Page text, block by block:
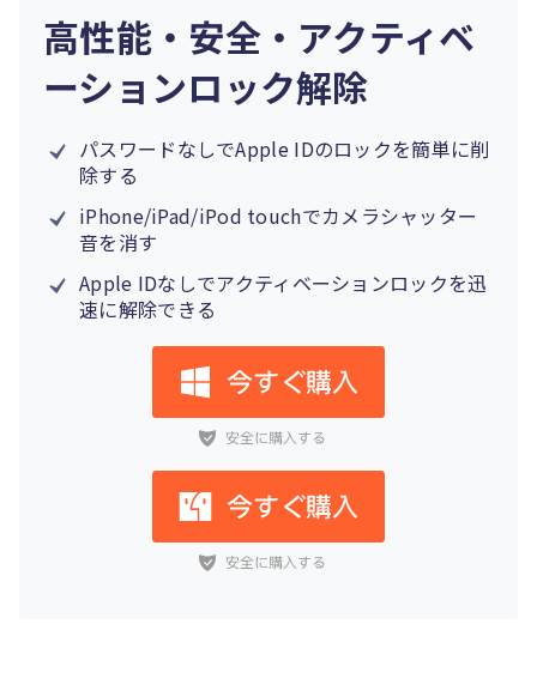
高性能・安全・アクティベ
ーションロック解除
パスワードなしでApple IDのロックを簡単に削
除する
iPhone/iPad/iPod touchでカメラシャッター
音を消す
Apple IDなしでアクティベーションロックを迅
速に解除できる